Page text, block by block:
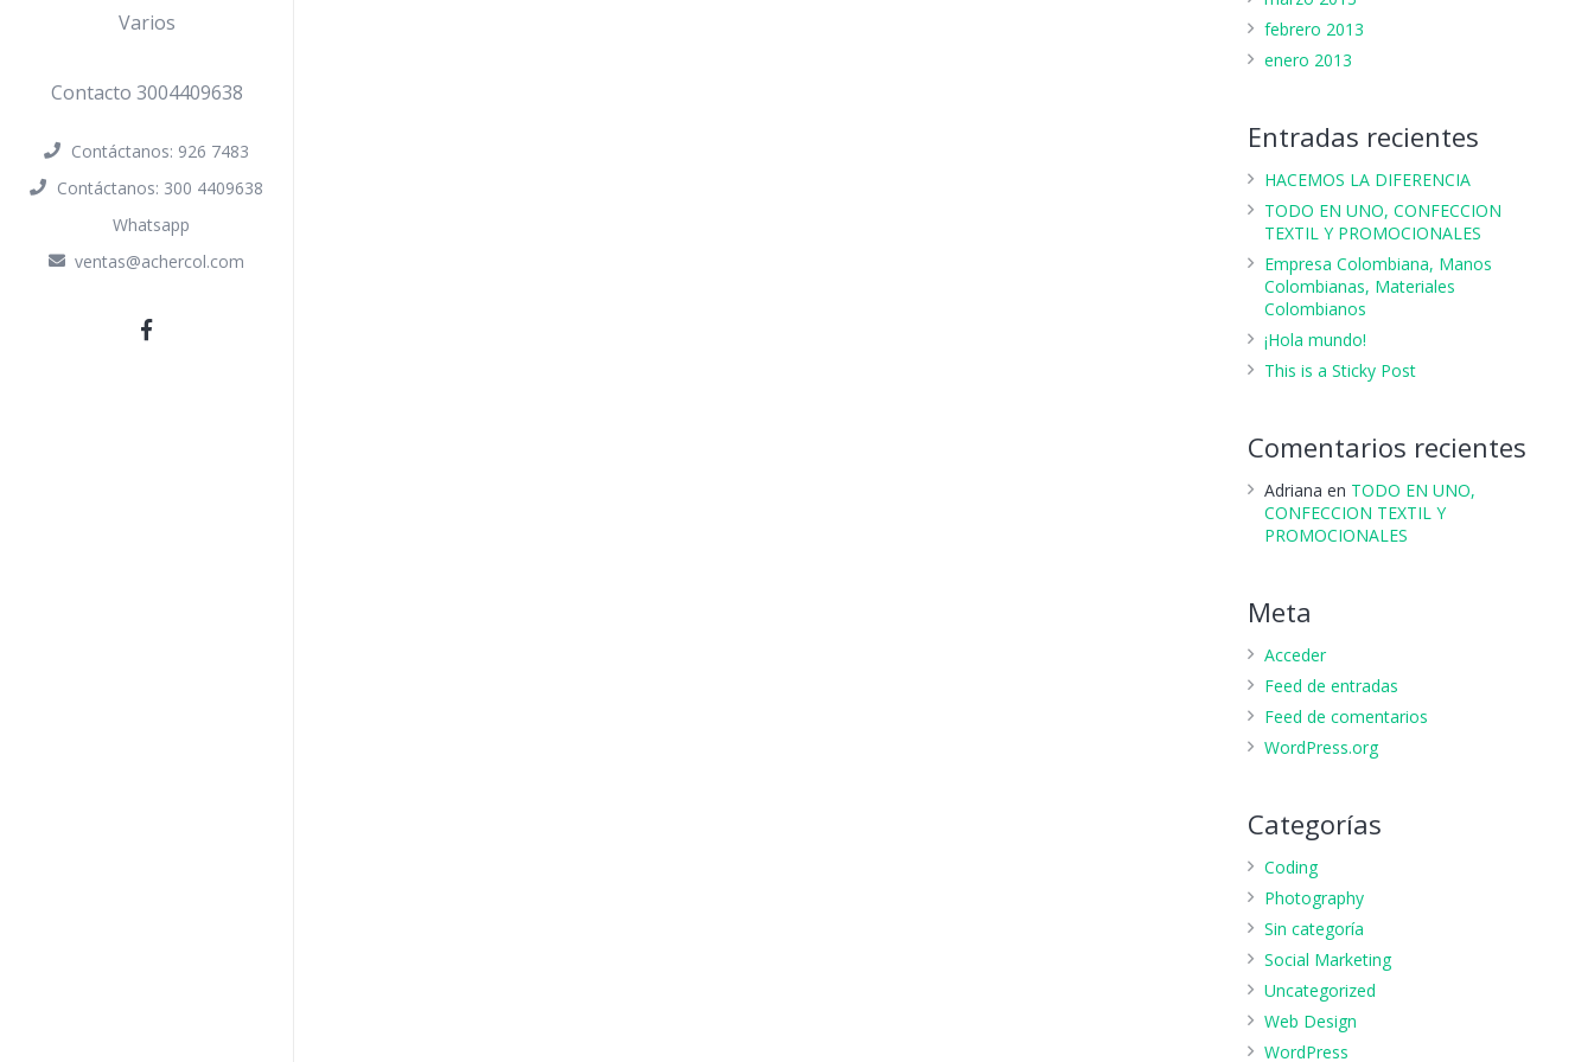
Varios
Contacto 3004409638
Contáctanos: 926 7483
Contáctanos: 300 4409638
Whatsapp
ventas@achercol.com
febrero 2013
enero 2013
Entradas recientes
HACEMOS LA DIFERENCIA
TODO EN UNO, CONFECCION
TEXTIL Y PROMOCIONALES
Empresa Colombiana, Manos
Colombianas, Materiales
Colombianos
¡Hola mundo!
This is a Sticky Post
Comentarios recientes
Adriana en TODO EN UNO,
CONFECCION TEXTIL Y
PROMOCIONALES
Meta
Acceder
Feed de entradas
Feed de comentarios
WordPress.org
Categorías
Coding
Photography
Sin categoría
Social Marketing
Uncategorized
Web Design
WordPress